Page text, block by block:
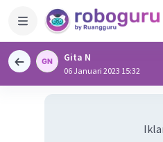
Gita N
06 Januari 2023 15:32